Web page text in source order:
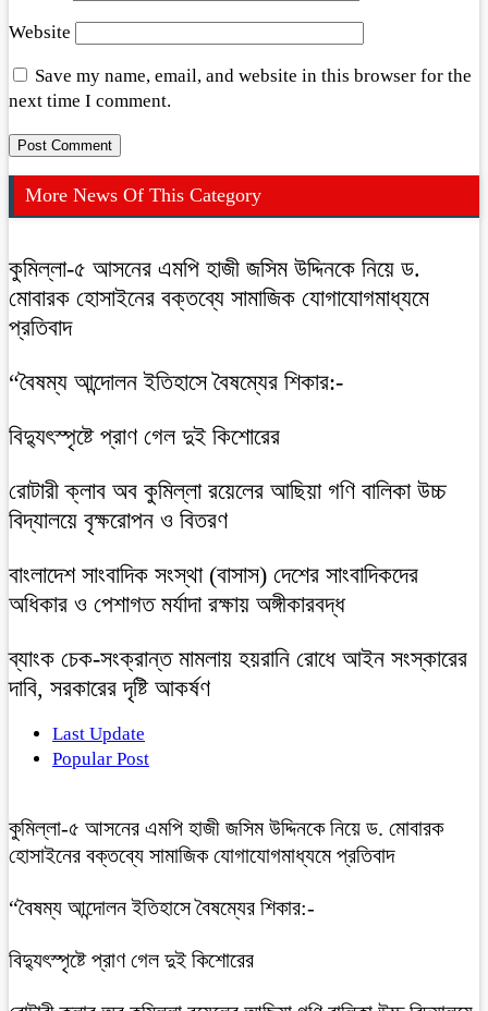
Website
Save my name, email, and website in this browser for the
next time I comment.
More News Of This Category
কুমিল্লা-৫ আসনের এমপি হাজী জসিম উদ্দিনকে নিয়ে ড.
মোবারক হোসাইনের বক্তব্যে সামাজিক যোগাযোগমাধ্যমে
প্রতিবাদ
“বৈষম্য আন্দোলন ইতিহাসে বৈষম্যের শিকার:-
বিদ্যুৎস্পৃষ্টে প্রাণ গেল দুই কিশোরের
রোটারী ক্লাব অব কুমিল্লা রয়েলের আছিয়া গণি বালিকা উচ্চ
বিদ্যালয়ে বৃক্ষরোপন ও বিতরণ
বাংলাদেশ সাংবাদিক সংস্থা (বাসাস) দেশের সাংবাদিকদের
অধিকার ও পেশাগত মর্যাদা রক্ষায় অঙ্গীকারবদ্ধ
ব্যাংক চেক-সংক্রান্ত মামলায় হয়রানি রোধে আইন সংস্কারের
দাবি, সরকারের দৃষ্টি আকর্ষণ
Last Update
Popular Post
কুমিল্লা-৫ আসনের এমপি হাজী জসিম উদ্দিনকে নিয়ে ড. মোবারক
হোসাইনের বক্তব্যে সামাজিক যোগাযোগমাধ্যমে প্রতিবাদ
“বৈষম্য আন্দোলন ইতিহাসে বৈষম্যের শিকার:-
বিদ্যুৎস্পৃষ্টে প্রাণ গেল দুই কিশোরের